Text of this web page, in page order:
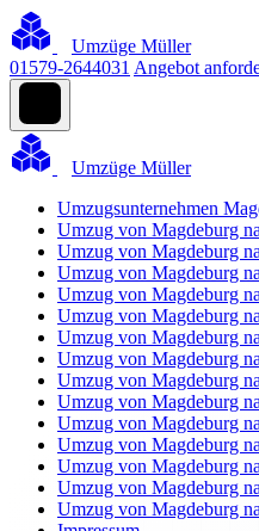
Umzüge Müller
01579-2644031 Angebot
Umzüge Müller
Umzugsunternehmen
Umzug von Magdeburg
Umzug von Magdeburg
Umzug von Magdeburg
Umzug von Magdeburg
Umzug von Magdeburg
Umzug von Magdeburg
Umzug von Magdeburg
Umzug von Magdeburg
Umzug von Magdeburg
Umzug von Magdeburg
Umzug von Magdeburg
Umzug von Magdeburg
Umzug von Magdeburg
Umzug von Magdeburg